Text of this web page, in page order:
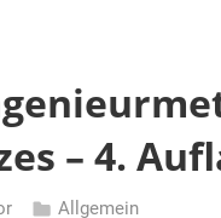
– 4.
Allgemein